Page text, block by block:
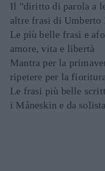
Il "diritto di parola a
altre frasi di Umberto
Le più belle frasi e
amore, vita e libertà
Mantra per la
ripetere per la
Le frasi più belle
i Måneskin e da solista